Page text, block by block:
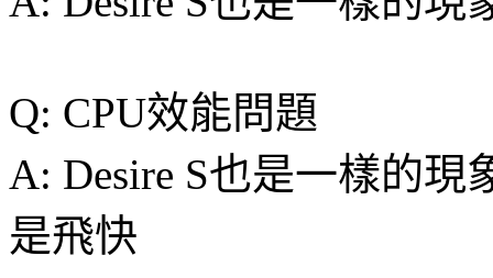
Q: CPU效能問題
A: Desire S也是一樣的
是飛快